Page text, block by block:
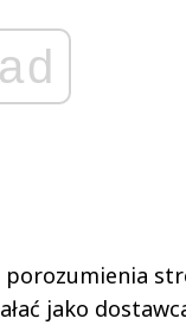
ad
jako